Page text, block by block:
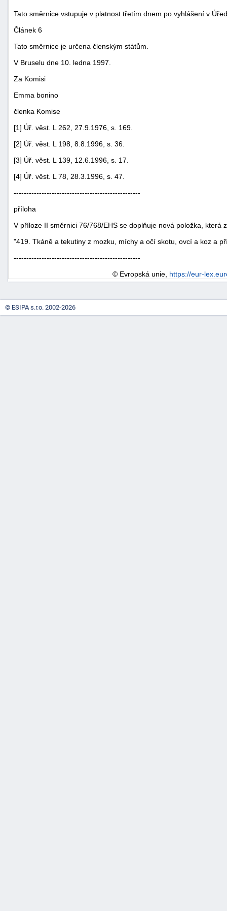
Tato směrnice vstupuje v platnost třetím dnem po vyhlášení v
Článek 6
Tato směrnice je určena členským státům.
V Bruselu dne 10. ledna 1997.
Za Komisi
Emma bonino
členka Komise
[1] Úř. věst. L 262, 27.9.1976, s. 169.
[2] Úř. věst. L 198, 8.8.1996, s. 36.
[3] Úř. věst. L 139, 12.6.1996, s. 17.
[4] Úř. věst. L 78, 28.3.1996, s. 47.
--------------------------------------------------
příloha
V příloze II směrnici 76/768/EHS se doplňuje nová položka, která
"419. Tkáně a tekutiny z mozku, míchy a očí skotu, ovcí a koz a
--------------------------------------------------
© Evropská unie, https://eur-
© ESIPA s.r.o. 2002-2026